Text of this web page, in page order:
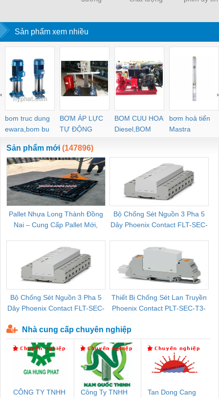
Sản phẩm xem nhiều
bom truc dung
ewara,bom bu
ewara
BƠM ÁP LỰC
TỰ ĐỘNG
BOM CUU HOA
Diesel,BOM
CHUA CHAY
bơm hoả tiển
Mastra
‹ ›
Sản phẩm mới (147896)
Pallet Nhựa Long Thành Đồng
Nai – Cung Cấp Pallet Mới,
Bộ Chống Sét Nguồn 3 Pha 5
Dây Phoenix Contact FLT-SEC-
Bộ Chống Sét Nguồn 3 Pha 5
Dây Phoenix Contact FLT-SEC-
Thiết Bị Chống Sét Lan Truyền
Phoenix Contact PLT-SEC-T3-
Nhà cung cấp chuyên nghiệp
CÔNG TY TNHH
Công Ty TNHH
Tan Dong Cang